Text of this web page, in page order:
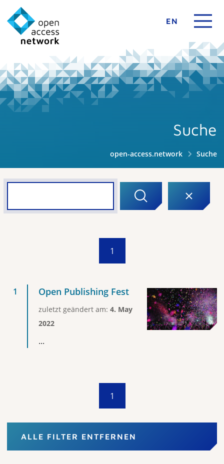
EN
Suche
open-access.network Suche
1
Open Publishing Fest
zuletzt geändert am: 4. May
2022
...
1
ALLE FILTER ENTFERNEN